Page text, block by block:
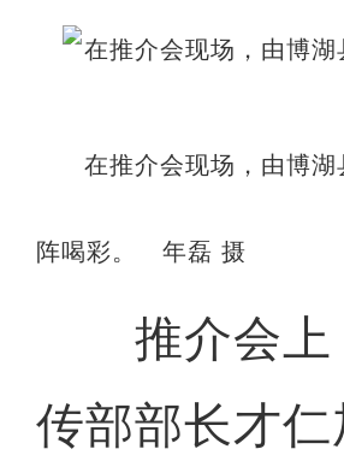
在推介会现场，由博
阵喝彩。 年磊 摄
推介会上
传部部长才